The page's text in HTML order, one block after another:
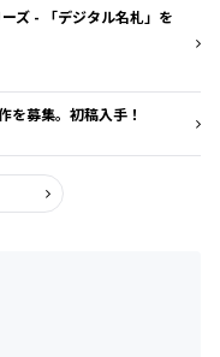
ズ - 「デジタル名札」を
を募集。初稿入手！